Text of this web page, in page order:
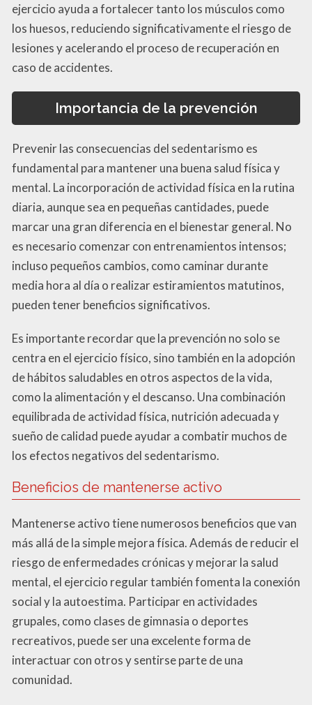
ejercicio ayuda a fortalecer tanto los músculos como
los huesos, reduciendo significativamente el riesgo de
lesiones y acelerando el proceso de recuperación en
caso de accidentes.
Importancia de la prevención
Prevenir las consecuencias del sedentarismo es
fundamental para mantener una buena salud física y
mental. La incorporación de actividad física en la rutina
diaria, aunque sea en pequeñas cantidades, puede
marcar una gran diferencia en el bienestar general. No
es necesario comenzar con entrenamientos intensos;
incluso pequeños cambios, como caminar durante
media hora al día o realizar estiramientos matutinos,
pueden tener beneficios significativos.
Es importante recordar que la prevención no solo se
centra en el ejercicio físico, sino también en la adopción
de hábitos saludables en otros aspectos de la vida,
como la alimentación y el descanso. Una combinación
equilibrada de actividad física, nutrición adecuada y
sueño de calidad puede ayudar a combatir muchos de
los efectos negativos del sedentarismo.
Beneficios de mantenerse activo
Mantenerse activo tiene numerosos beneficios que van
más allá de la simple mejora física. Además de reducir el
riesgo de enfermedades crónicas y mejorar la salud
mental, el ejercicio regular también fomenta la conexión
social y la autoestima. Participar en actividades
grupales, como clases de gimnasia o deportes
recreativos, puede ser una excelente forma de
interactuar con otros y sentirse parte de una
comunidad.